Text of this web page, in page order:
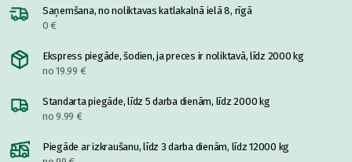
Saņemšana, no noliktavas katlakalnā ielā 8, rīgā
0 €
Ekspress piegāde, šodien, ja preces ir noliktavā, līdz 2000 kg
no 19.99 €
Standarta piegāde, līdz 5 darba dienām, līdz 2000 kg
no 9.99 €
Piegāde ar izkraušanu, līdz 3 darba dienām, līdz 12000 kg